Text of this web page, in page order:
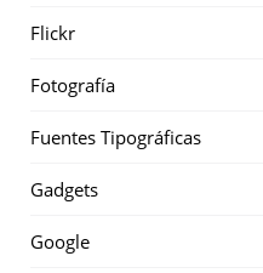
Flickr
Fotografía
Fuentes Tipográficas
Gadgets
Google